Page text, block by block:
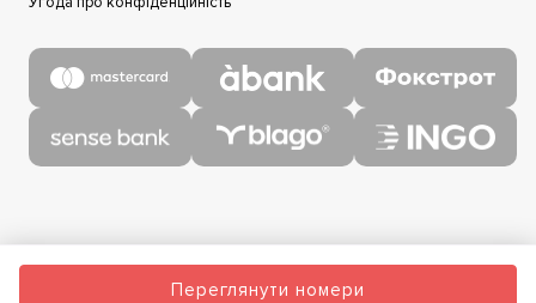
Переглянути номери